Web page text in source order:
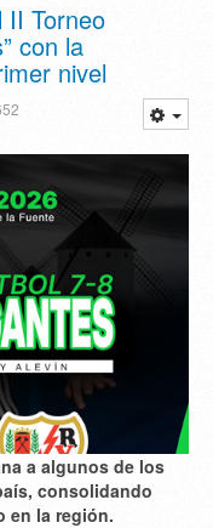
II Torneo
con la
nivel
a algunos de los
consolidando
en la región.